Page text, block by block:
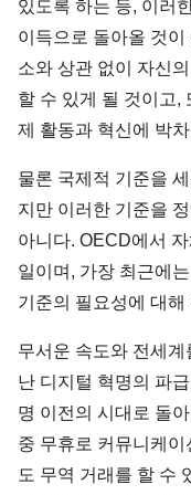
있도록 하는 등, 이러
이득으로 돌아올 것
소와 상관 없이 자신
할 수 있게 될 것이고,
제 활동과 혁신에 박
물론 국제적 기준을
지만 이러한 기준을
아니다. OECD에서
일이며, 가장 최근에
기준의 필요성에 대해
무서운 속도와 전세
난 디지털 혁명의 파
명 이전의 시대로 돌
중 무휴로 커뮤니케
도 무역 거래를 할 수